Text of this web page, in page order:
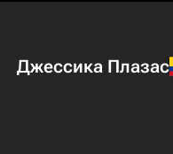
Джессика Плазас